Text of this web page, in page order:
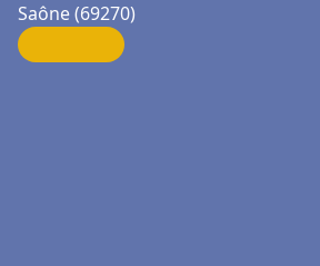
Saône (69270)